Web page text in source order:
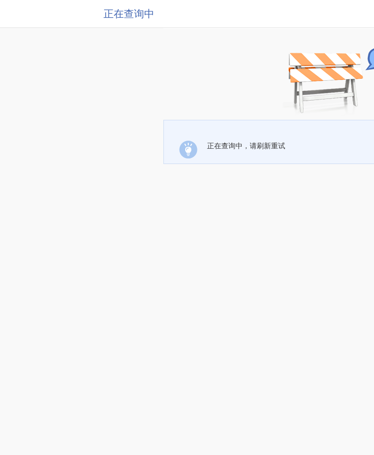
正在查询中
正在查询中，请刷新重试